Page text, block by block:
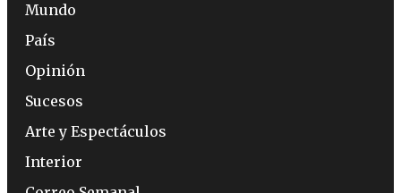
Mundo
País
Opinión
Sucesos
Arte y Espectáculos
Interior